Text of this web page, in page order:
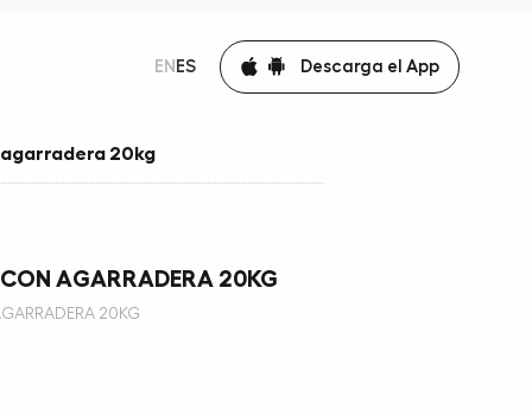
EN ES Descarga el App
20kg
AGARRADERA 20KG
20KG